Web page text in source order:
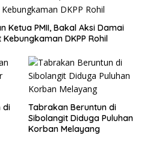
Ketua PMII, Bakal Aksi Damai
DKPP Rohil
di
Tabrakan Beruntun di
Sibolangit Diduga Puluhan
Korban Melayang